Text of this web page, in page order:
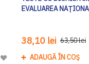
Adaugă
EVALUAREA
38,10 lei 63,50 lei
ADAUGĂ ÎN COȘ